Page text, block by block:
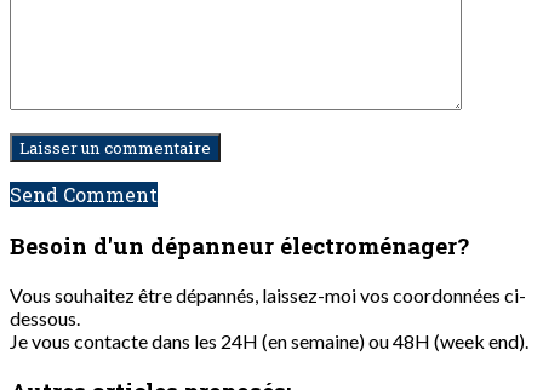
Send Comment
Besoin d'un dépanneur électroménager?
Vous souhaitez être dépannés, laissez-moi vos coordonnées ci-
dessous.
Je vous contacte dans les 24H (en semaine) ou 48H (week end).